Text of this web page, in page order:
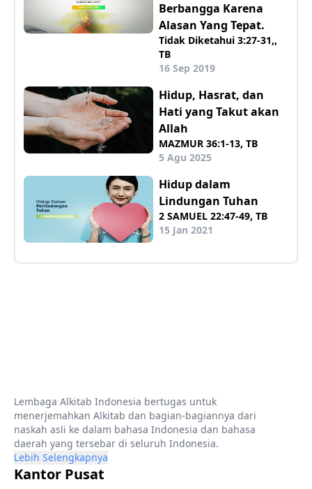
Berbangga Karena
Alasan Yang Tepat.
Tidak Diketahui 3:27-31,,
TB
16 Sep 2019
Hidup, Hasrat, dan
Hati yang Takut akan
Allah
MAZMUR 36:1-13, TB
5 Agu 2025
Hidup dalam
Lindungan Tuhan
2 SAMUEL 22:47-49, TB
15 Jan 2021
Lembaga Alkitab Indonesia bertugas untuk
menerjemahkan Alkitab dan bagian-bagiannya dari
naskah asli ke dalam bahasa Indonesia dan bahasa
daerah yang tersebar di seluruh Indonesia.
Lebih Selengkapnya
Kantor Pusat